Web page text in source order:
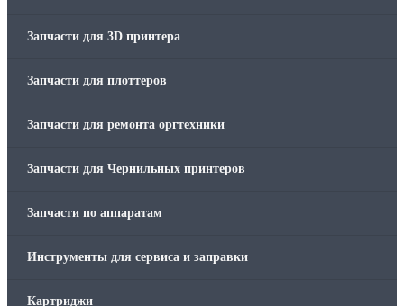
Запчасти для 3D принтера
Запчасти для плоттеров
Запчасти для ремонта оргтехники
Запчасти для Чернильных принтеров
Запчасти по аппаратам
Инструменты для сервиса и заправки
Картриджи